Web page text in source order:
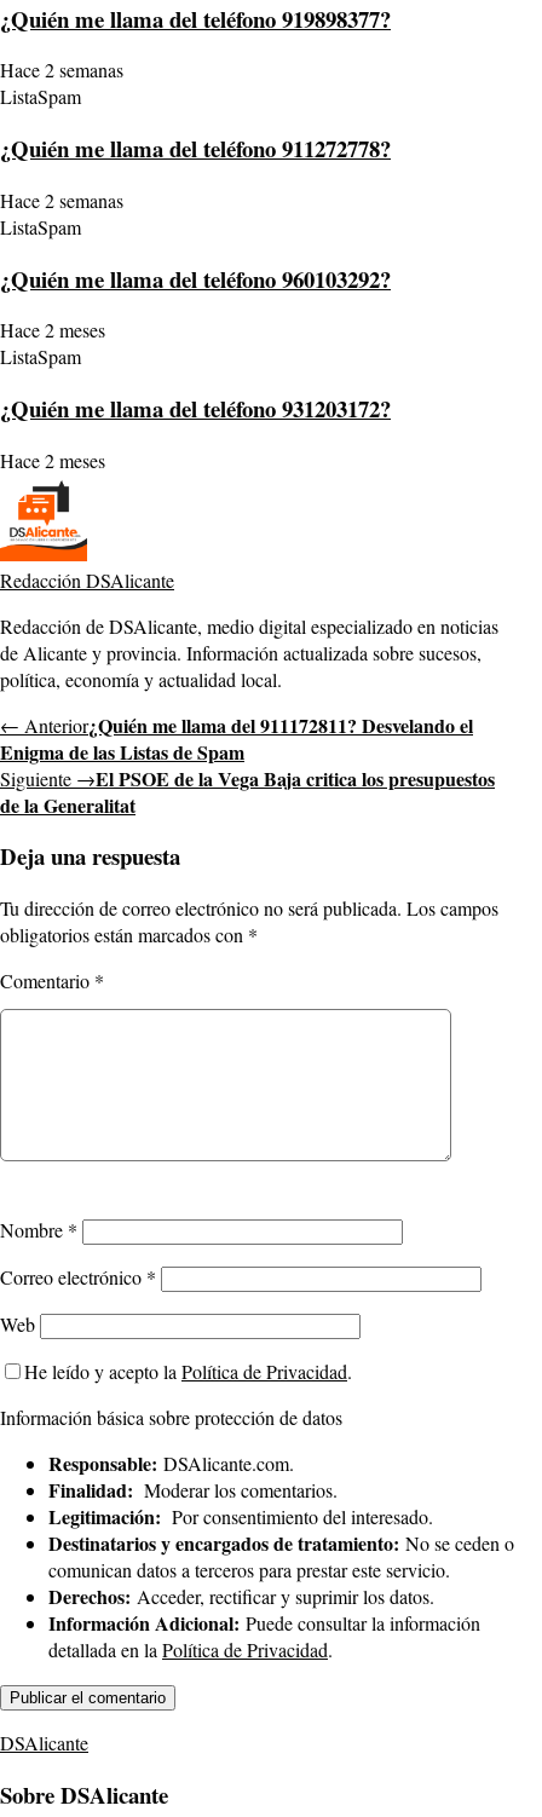
¿Quién me llama del teléfono 919898377?
Hace 2 semanas
ListaSpam
¿Quién me llama del teléfono 911272778?
Hace 2 semanas
ListaSpam
¿Quién me llama del teléfono 960103292?
Hace 2 meses
ListaSpam
¿Quién me llama del teléfono 931203172?
Hace 2 meses
Redacción DSAlicante
Redacción de DSAlicante, medio digital especializado en noticias
de Alicante y provincia. Información actualizada sobre sucesos,
política, economía y actualidad local.
← Anterior¿Quién me llama del 911172811? Desvelando el
Enigma de las Listas de Spam
Siguiente →El PSOE de la Vega Baja critica los presupuestos
de la Generalitat
Deja una respuesta
Tu dirección de correo electrónico no será publicada. Los campos
obligatorios están marcados con *
Comentario *
Nombre *
Correo electrónico *
Web
He leído y acepto la Política de Privacidad.
Información básica sobre protección de datos
Responsable: DSAlicante.com.
Finalidad: Moderar los comentarios.
Legitimación: Por consentimiento del interesado.
Destinatarios y encargados de tratamiento: No se ceden o
comunican datos a terceros para prestar este servicio.
Derechos: Acceder, rectificar y suprimir los datos.
Información Adicional: Puede consultar la información
detallada en la Política de Privacidad.
DSAlicante
Sobre DSAlicante